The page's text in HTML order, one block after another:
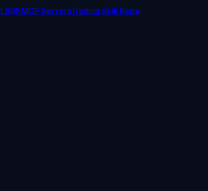
SDKMCP ServersTrading Skill Repo